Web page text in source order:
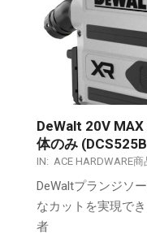
DeWalt 20V
体のみ
IN: ACE HARDWARE商
DeWaltプランジソ
なカットを実現で
者